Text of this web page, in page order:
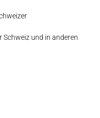
Schweiz und in anderen